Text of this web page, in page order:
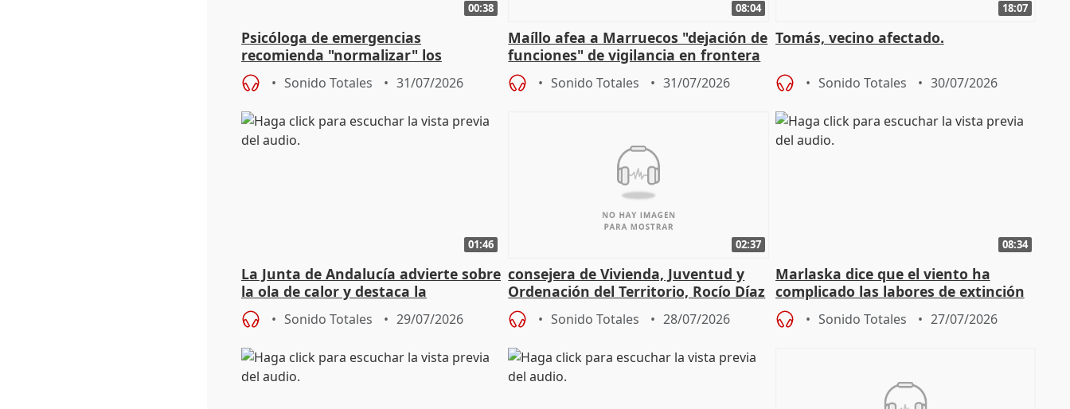
00:38
Psicóloga de emergencias
recomienda "normalizar" los
síntomas tras sufrir un incendio
Sonido Totales 31/07/2026
08:04
Maíllo afea a Marruecos "dejación de
funciones" de vigilancia en frontera
con Ceuta
Sonido Totales 31/07/2026
18:07
Tomás, vecino afectado.
Sonido Totales 30/07/2026
01:46
La Junta de Andalucía advierte sobre
la ola de calor y destaca la
importancia de la prevención
Sonido Totales 29/07/2026
02:37
consejera de Vivienda, Juventud y
Ordenación del Territorio, Rocío Díaz
Sonido Totales 28/07/2026
08:34
Marlaska dice que el viento ha
complicado las labores de extinción
durante la madrugada
Sonido Totales 27/07/2026